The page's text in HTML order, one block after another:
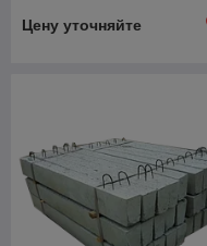
Цену уточняйте